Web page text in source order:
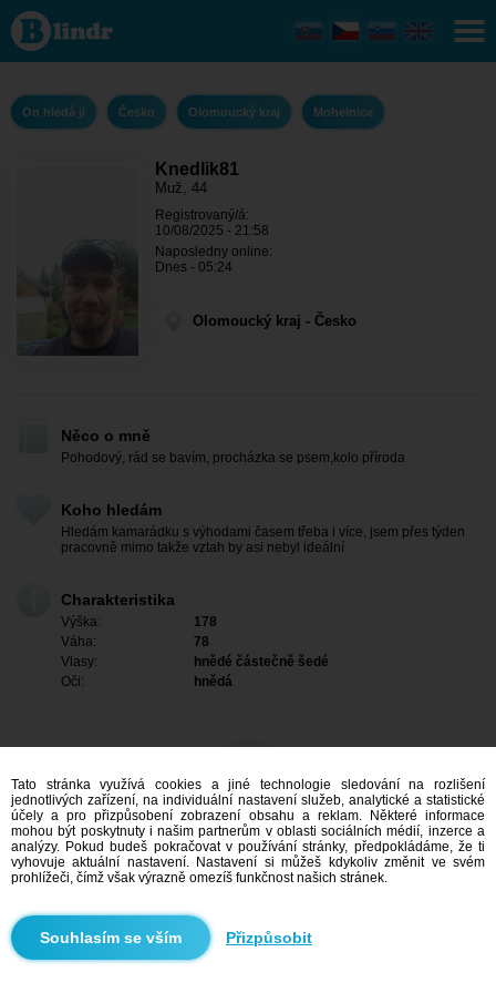
Knedlik81 -
On hledá ji
Olomoucký
kraj -
On hledá ji Česko Olomoucký kraj Mohelnice
Knedlik81
Muž, 44
Registrovaný/á:
10/08/2025 - 21:58
Naposledny online:
Dnes - 05:24
Olomoucký kraj - Česko
Něco o mně
Pohodový, rád se bavím, procházka se psem,kolo příroda
Koho hledám
Hledám kamarádku s výhodami časem třeba i více, jsem přes týden
pracovně mimo takže vztah by asi nebyl ideální
Charakteristika
Výška:
178
Váha:
78
Vlasy:
hnědé částečně šedé
Oči:
hnědá
Vyhledávání
Tato stránka využívá cookies a jiné technologie sledování na rozlišení
jednotlivých zařízení, na individuální nastavení služeb, analytické a statistické
účely a pro přizpůsobení zobrazení obsahu a reklam. Některé informace
mohou být poskytnuty i našim partnerům v oblasti sociálních médií, inzerce a
analýzy. Pokud budeš pokračovat v používání stránky, předpokládáme, že ti
vyhovuje aktuální nastavení. Nastavení si můžeš kdykoliv změnit ve svém
prohlížeči, čímž však výrazně omezíš funkčnost našich stránek.
Přizpůsobit